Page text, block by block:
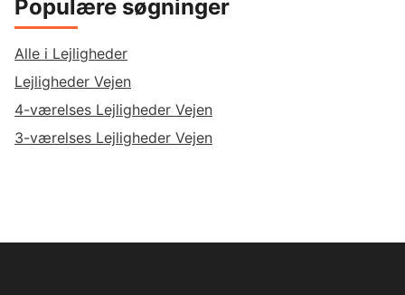
Populære søgninger
Alle i Lejligheder
Lejligheder Vejen
4-værelses Lejligheder Vejen
3-værelses Lejligheder Vejen